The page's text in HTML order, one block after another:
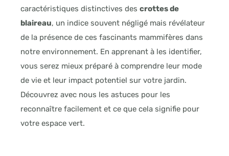
caractéristiques distinctives des crottes de
blaireau, un indice souvent négligé mais révélateur
de la présence de ces fascinants mammifères dans
notre environnement. En apprenant à les identifier,
vous serez mieux préparé à comprendre leur mode
de vie et leur impact potentiel sur votre jardin.
Découvrez avec nous les astuces pour les
reconnaître facilement et ce que cela signifie pour
votre espace vert.